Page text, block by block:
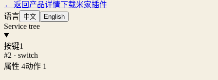
← 返回产品详情下载米家插件
语言 中文 English
Service tree
按键1
#2 · switch
属性 4动作 1